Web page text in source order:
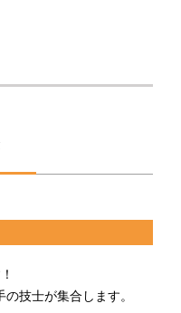
技士が集合します。